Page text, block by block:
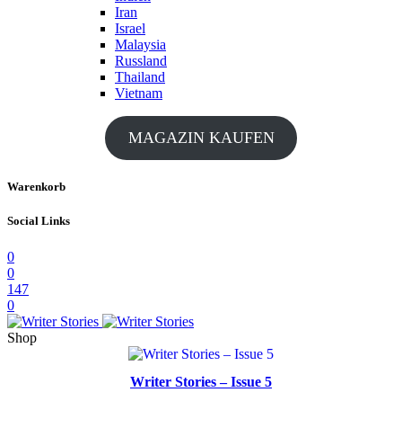
Iran
Israel
Malaysia
Russland
Thailand
Vietnam
MAGAZIN KAUFEN
Warenkorb
Social Links
0
0
147
0
Shop
Writer Stories – Issue 5